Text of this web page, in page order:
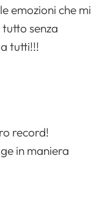
emozioni che mi
senza
tutti!!!
record!
in maniera